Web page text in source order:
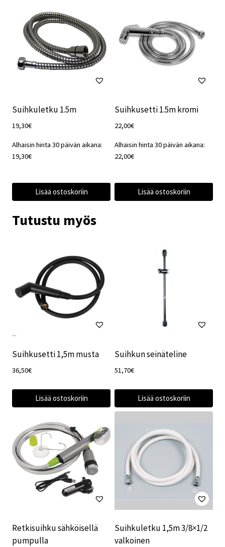
Suihkuletku 1.5m
19,30€
Alhaisin hinta 30 päivän aikana:
19,30€
Lisää ostoskoriin
Suihkusetti 1.5m kromi
22,00€
Alhaisin hinta 30 päivän aikana:
22,00€
Lisää ostoskoriin
Tutustu myös
Suihkusetti 1,5m musta
36,50€
Lisää ostoskoriin
Suihkun seinäteline
51,70€
Lisää ostoskoriin
Retkisuihku sähköisellä
pumpulla
Suihkuletku 1,5m 3/8×1/2
valkoinen